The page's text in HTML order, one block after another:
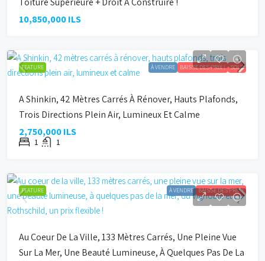
10,850,000 ILS
FEATURE À VENDRE BAISSE DES PRIX ! SOLD
A Shinkin, 42 Mètres Carrés À Rénover, Hauts Plafonds,
Trois Directions Plein Air, Lumineux Et Calme
2,750,000 ILS
1 1
FEATURE À VENDRE BAISSE DES PRIX !
Au Coeur De La Ville, 133 Mètres Carrés, Une Pleine Vue
Sur La Mer, Une Beauté Lumineuse, À Quelques Pas De La